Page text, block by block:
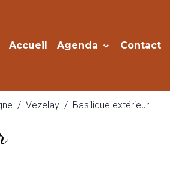
Accueil Agenda Contact
Vezelay Basilique extérieur